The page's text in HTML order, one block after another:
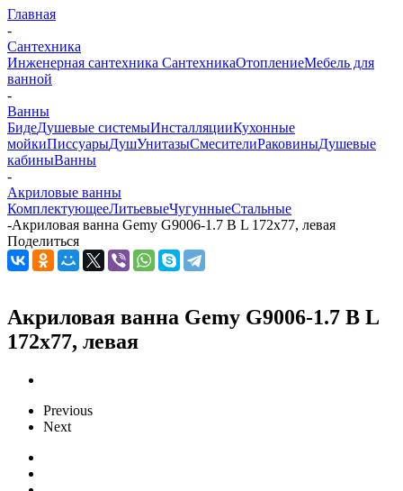
Главная
-
Сантехника
Инженерная сантехника СантехникаОтоплениеМебель для
ванной
-
Ванны
БидеДушевые системыИнсталляцииКухонные
мойкиПиссуарыДушУнитазыСмесителиРаковиныДушевые
кабиныВанны
-
Акриловые ванны
КомплектующееЛитьевыеЧугунныеСтальные
-Акриловая ванна Gemy G9006-1.7 B L 172х77, левая
Поделиться
Акриловая ванна Gemy G9006-1.7 B L
172х77, левая
Previous
Next